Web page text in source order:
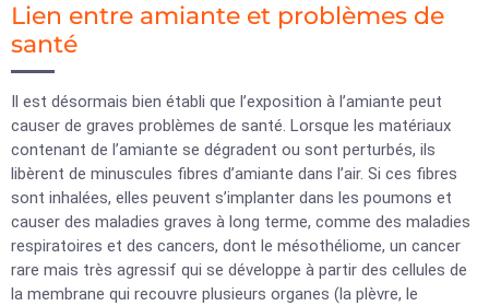
Lien entre amiante et problèmes de
santé
Il est désormais bien établi que l’exposition à l’amiante peut
causer de graves problèmes de santé. Lorsque les matériaux
contenant de l’amiante se dégradent ou sont perturbés, ils
libèrent de minuscules fibres d’amiante dans l’air. Si ces fibres
sont inhalées, elles peuvent s’implanter dans les poumons et
causer des maladies graves à long terme, comme des maladies
respiratoires et des cancers, dont le mésothéliome, un cancer
rare mais très agressif qui se développe à partir des cellules de
la membrane qui recouvre plusieurs organes (la plèvre, le